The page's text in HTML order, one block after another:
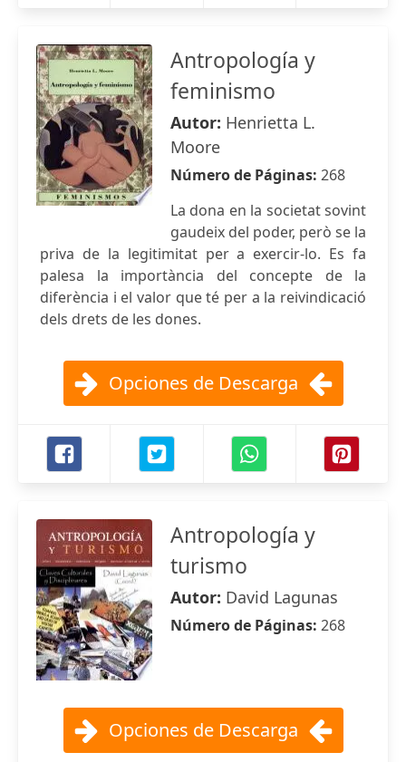
Antropología y
feminismo
Autor: Henrietta L.
Moore
Número de Páginas: 268
La dona en la societat sovint
gaudeix del poder, però se la
priva de la legitimitat per a exercir-lo. Es fa
palesa la importància del concepte de la
diferència i el valor que té per a la reivindicació
dels drets de les dones.
Opciones de Descarga
Antropología y
turismo
Autor: David Lagunas
Número de Páginas: 268
Opciones de Descarga